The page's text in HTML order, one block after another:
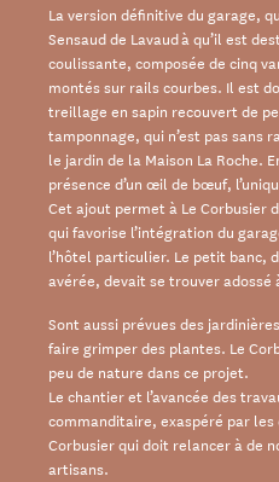
La version définitive du garage,
Sensaud de Lavaud à qu’il est
coulissante, composée de cinq
montés sur rails courbes. Il est
treillage en sapin recouvert de
tamponnage, qui n’est pas sans
le jardin de la Maison La Roche.
présence d’un œil de bœuf,
Cet ajout permet à Le Corbusier
qui favorise l’intégration du
l’hôtel particulier. Le petit banc,
avérée, devait se trouver adossé
Sont aussi prévues des
faire grimper des plantes. Le
peu de nature dans ce projet.
Le chantier et l’avancée des
commanditaire, exaspéré par les
Corbusier qui doit relancer à de
artisans.